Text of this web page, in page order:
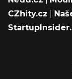
CZhity.cz